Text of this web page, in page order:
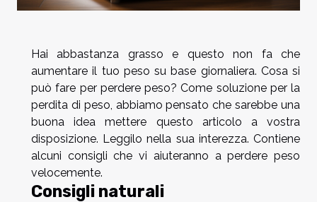
Hai abbastanza grasso e questo non fa che
aumentare il tuo peso su base giornaliera. Cosa si
può fare per perdere peso? Come soluzione per la
perdita di peso, abbiamo pensato che sarebbe una
buona idea mettere questo articolo a vostra
disposizione. Leggilo nella sua interezza. Contiene
alcuni consigli che vi aiuteranno a perdere peso
velocemente.
Consigli naturali